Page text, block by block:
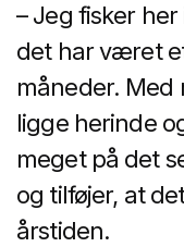
– Jeg fisker
det har været
måneder. Med
ligge herinde
meget på det
og tilføjer, at
årstiden.